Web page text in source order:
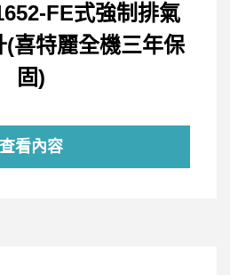
FE式強制排氣
(喜特麗全機三年保
固)
查看內容